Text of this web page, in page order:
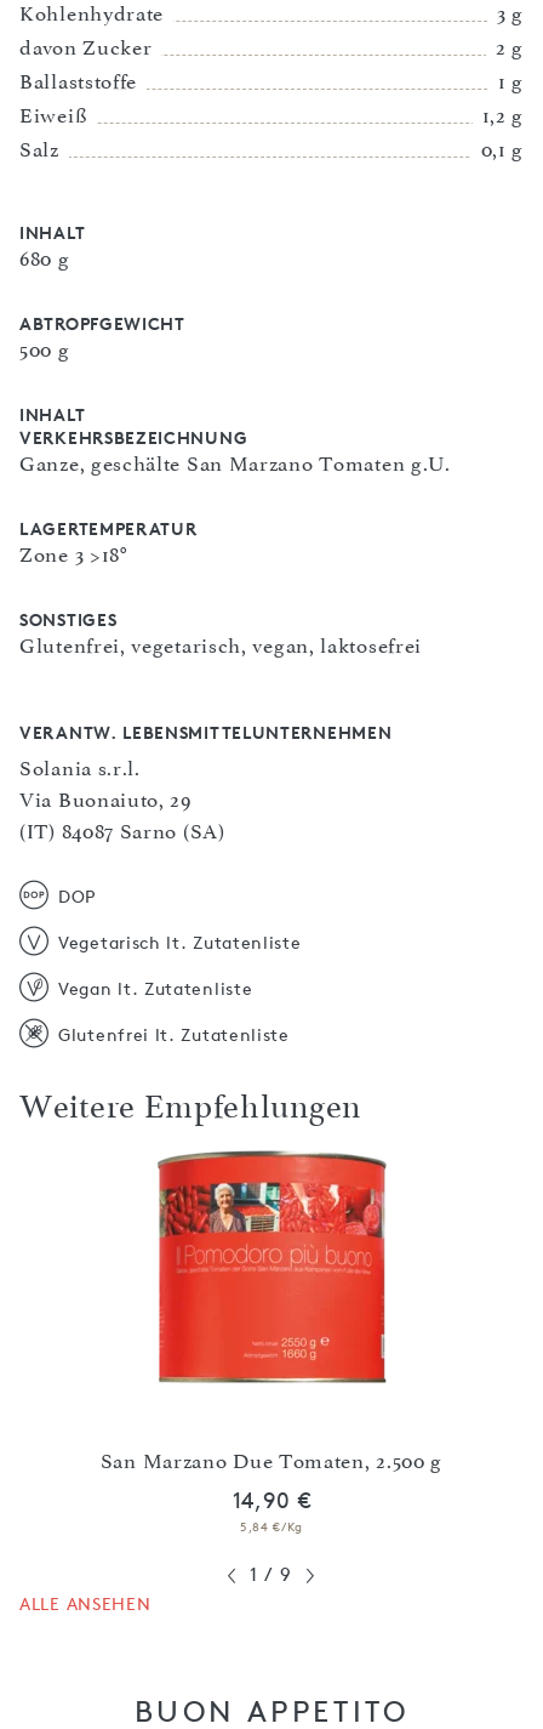
Kohlenhydrate
3 g
davon Zucker
2 g
Ballaststoffe
1 g
Eiweiß
1,2 g
Salz
0,1 g
INHALT
680 g
ABTROPFGEWICHT
500 g
INHALT
VERKEHRSBEZEICHNUNG
Ganze, geschälte San Marzano Tomaten g.U.
LAGERTEMPERATUR
Zone 3 >18°
SONSTIGES
Glutenfrei, vegetarisch, vegan, laktosefrei
VERANTW. LEBENSMITTELUNTERNEHMEN
Solania s.r.l.
Via Buonaiuto, 29
(IT) 84087 Sarno (SA)
DOP
Vegetarisch lt. Zutatenliste
Vegan lt. Zutatenliste
Glutenfrei lt. Zutatenliste
Weitere Empfehlungen
San Marzano Due Tomaten, 2.500 g
14,90 €
5,84 €/Kg
1 / 9
ALLE ANSEHEN
BUON APPETITO